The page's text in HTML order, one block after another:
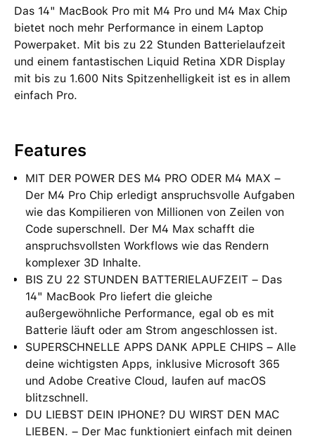
Das 14" MacBook Pro mit M4 Pro und M4 Max Chip
bietet noch mehr Performance in einem Laptop
Powerpaket. Mit bis zu 22 Stunden Batterielaufzeit
und einem fantastischen Liquid Retina XDR Display
mit bis zu 1.600 Nits Spitzenhelligkeit ist es in allem
einfach Pro.
Features
MIT DER POWER DES M4 PRO ODER M4 MAX –
Der M4 Pro Chip erledigt anspruchsvolle Aufgaben
wie das Kompilieren von Millionen von Zeilen von
Code superschnell. Der M4 Max schafft die
anspruchsvollsten Workflows wie das Rendern
komplexer 3D Inhalte.
BIS ZU 22 STUNDEN BATTERIELAUFZEIT – Das
14" MacBook Pro liefert die gleiche
außergewöhnliche Performance, egal ob es mit
Batterie läuft oder am Strom angeschlossen ist.
SUPERSCHNELLE APPS DANK APPLE CHIPS – Alle
deine wichtigsten Apps, inklusive Microsoft 365
und Adobe Creative Cloud, laufen auf macOS
blitzschnell.
DU LIEBST DEIN IPHONE? DU WIRST DEN MAC
LIEBEN. – Der Mac funktioniert einfach mit deinen